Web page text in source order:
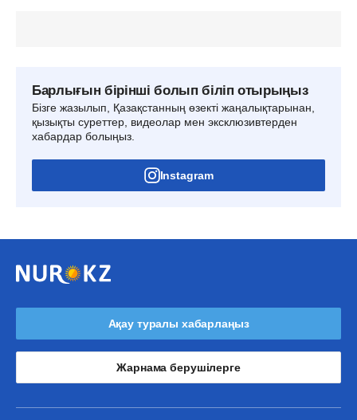
Барлығын бірінші болып біліп отырыңыз
Бізге жазылып, Қазақстанның өзекті жаңалықтарынан,
қызықты суреттер, видеолар мен эксклюзивтерден
хабардар болыңыз.
Instagram
Ақау туралы хабарлаңыз
Жарнама берушілерге